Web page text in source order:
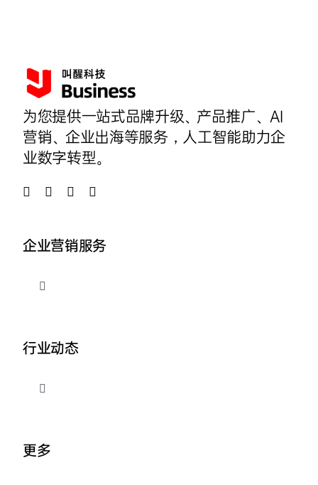
为您提供一站式品牌升级、产品推广、AI
营销、企业出海等服务，人工智能助力企
业数字转型。
企业营销服务
切
航
行业动态
切
航
更多